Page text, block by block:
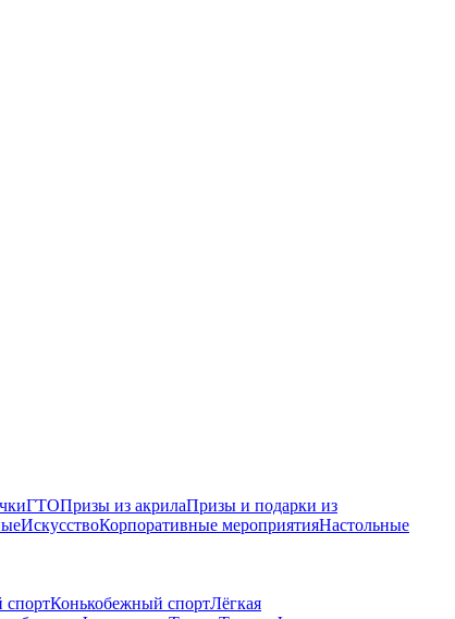
ГТОПризы из акрилаПризы и подарки из
ИскусствоКорпоративные мероприятияНастольные
Конькобежный спортЛёгкая